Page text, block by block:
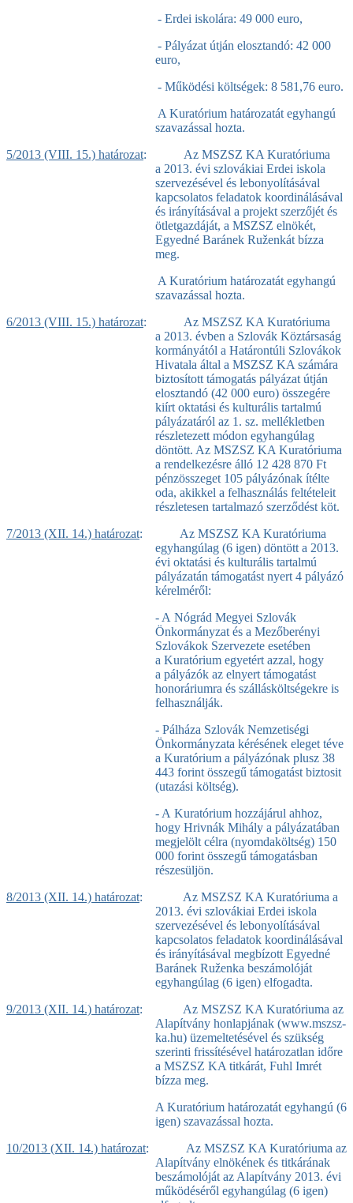
- Erdei iskolára: 49 000 euro,
- Pályázat útján elosztandó: 42 000
euro,
- Működési költségek: 8 581,76 euro.
A Kuratórium határozatát egyhangú
szavazással hozta.
5/2013 (VIII. 15.) határozat: Az MSZSZ KA Kuratóriuma
a 2013. évi szlovákiai Erdei iskola
szervezésével és lebonyolításával
kapcsolatos feladatok koordinálásával
és irányításával a projekt szerzőjét és
ötletgazdáját, a MSZSZ elnökét,
Egyedné Baránek Ruženkát bízza
meg.
A Kuratórium határozatát egyhangú
szavazással hozta.
6/2013 (VIII. 15.) határozat: Az MSZSZ KA Kuratóriuma
a 2013. évben a Szlovák Köztársaság
kormányától a Határontúli Szlovákok
Hivatala által a MSZSZ KA számára
biztosított támogatás pályázat útján
elosztandó (42 000 euro) összegére
kiírt oktatási és kulturális tartalmú
pályázatáról az 1. sz. mellékletben
részletezett módon egyhangúlag
döntött. Az MSZSZ KA Kuratóriuma
a rendelkezésre álló 12 428 870 Ft
pénzösszeget 105 pályázónak ítélte
oda, akikkel a felhasználás feltételeit
részletesen tartalmazó szerződést köt.
7/2013 (XII. 14.) határozat: Az MSZSZ KA Kuratóriuma
egyhangúlag (6 igen) döntött a 2013.
évi oktatási és kulturális tartalmú
pályázatán támogatást nyert 4 pályázó
kérelméről:
- A Nógrád Megyei Szlovák
Önkormányzat és a Mezőberényi
Szlovákok Szervezete esetében
a Kuratórium egyetért azzal, hogy
a pályázók az elnyert támogatást
honoráriumra és szállásköltségekre is
felhasználják.
- Pálháza Szlovák Nemzetiségi
Önkormányzata kérésének eleget téve
a Kuratórium a pályázónak plusz 38
443 forint összegű támogatást biztosit
(utazási költség).
- A Kuratórium hozzájárul ahhoz,
hogy Hrivnák Mihály a pályázatában
megjelölt célra (nyomdaköltség) 150
000 forint összegű támogatásban
részesüljön.
8/2013 (XII. 14.) határozat: Az MSZSZ KA Kuratóriuma a
2013. évi szlovákiai Erdei iskola
szervezésével és lebonyolításával
kapcsolatos feladatok koordinálásával
és irányításával megbízott Egyedné
Baránek Ruženka beszámolóját
egyhangúlag (6 igen) elfogadta.
9/2013 (XII. 14.) határozat: Az MSZSZ KA Kuratóriuma az
Alapítvány honlapjának (www.mszsz-
ka.hu) üzemeltetésével és szükség
szerinti frissítésével határozatlan időre
a MSZSZ KA titkárát, Fuhl Imrét
bízza meg.
A Kuratórium határozatát egyhangú (6
igen) szavazással hozta.
10/2013 (XII. 14.) határozat: Az MSZSZ KA Kuratóriuma az
Alapítvány elnökének és titkárának
beszámolóját az Alapítvány 2013. évi
működéséről egyhangúlag (6 igen)